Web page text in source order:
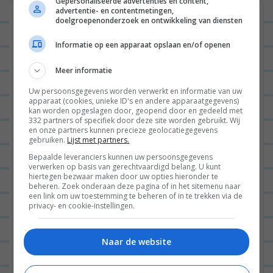
Hoi!
advertentie- en contentmetingen,
doelgroepenonderzoek en ontwikkeling van diensten
Informatie op een apparaat opslaan en/of openen
Meer informatie
Uw persoonsgegevens worden verwerkt en informatie van uw
apparaat (cookies, unieke ID's en andere apparaatgegevens)
kan worden opgeslagen door, geopend door en gedeeld met
332 partners of specifiek door deze site worden gebruikt. Wij
en onze partners kunnen precieze geolocatiegegevens
gebruiken. Lijst met partners.
Bepaalde leveranciers kunnen uw persoonsgegevens
verwerken op basis van gerechtvaardigd belang. U kunt
hiertegen bezwaar maken door uw opties hieronder te
beheren. Zoek onderaan deze pagina of in het sitemenu naar
een link om uw toestemming te beheren of in te trekken via de
privacy- en cookie-instellingen.
Naar de website